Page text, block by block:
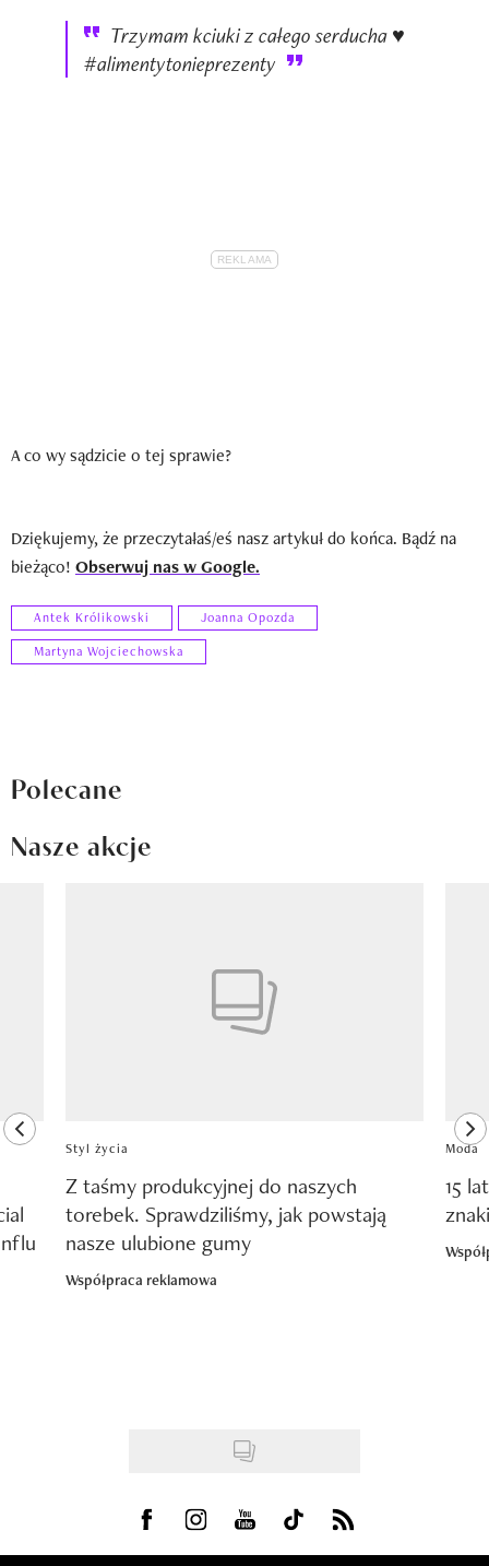
Trzymam kciuki z całego serducha ♥️
#alimentytonieprezenty
A co wy sądzicie o tej sprawie?
Dziękujemy, że przeczytałaś/eś nasz artykuł do końca. Bądź na
bieżąco! Obserwuj nas w Google.
Antek Królikowski
Joanna Opozda
Martyna Wojciechowska
Polecane
Nasze akcje
previous element
Styl życia
Z taśmy produkcyjnej do naszych
torebek. Sprawdziliśmy, jak powstają
nasze ulubione gumy
Współpraca reklamowa
Moda
15
Visit us on Facebook
Visit us on Instagram
Visit us on Youtube
Visit us on Tiktok
Visit us on Rss